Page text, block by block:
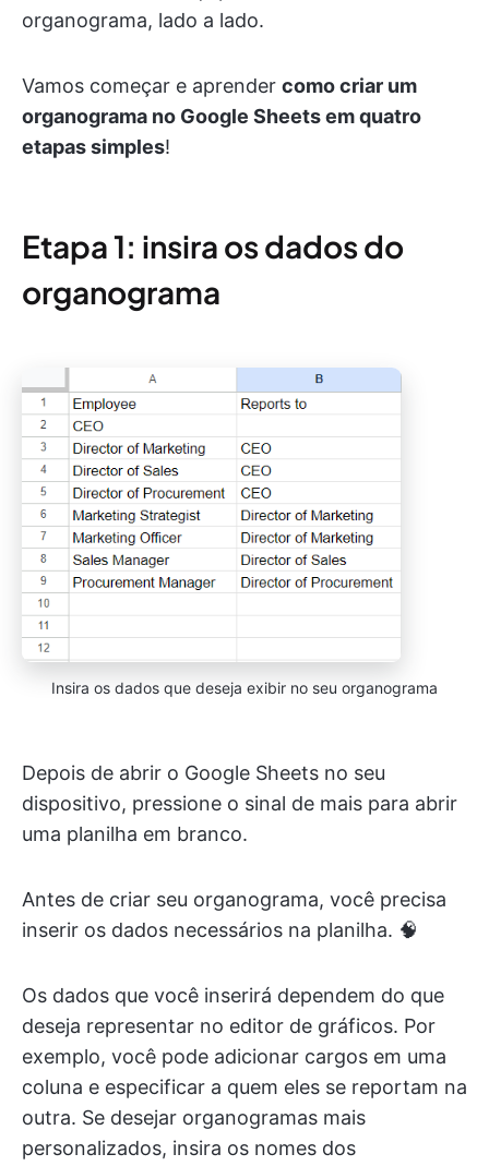
organograma, lado a lado.
Vamos começar e aprender como criar um
organograma no Google Sheets em quatro
etapas simples!
Etapa 1: insira os dados do
organograma
Insira os dados que deseja exibir no seu organograma
Depois de abrir o Google Sheets no seu
dispositivo, pressione o sinal de mais para abrir
uma planilha em branco.
Antes de criar seu organograma, você precisa
inserir os dados necessários na planilha. 🧠
Os dados que você inserirá dependem do que
deseja representar no editor de gráficos. Por
exemplo, você pode adicionar cargos em uma
coluna e especificar a quem eles se reportam na
outra. Se desejar organogramas mais
personalizados, insira os nomes dos